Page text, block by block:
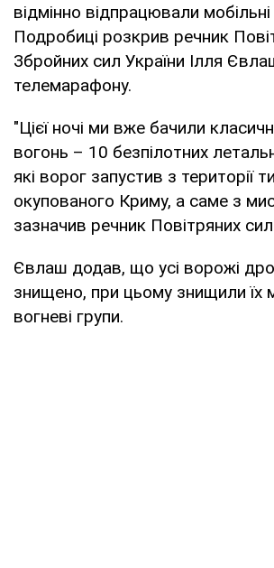
відмінно відпрацювали мобільні
Подробиці розкрив речник
Збройних сил України Ілля
телемарафону.
"Цієї ночі ми вже бачили
вогонь – 10 безпілотних
які ворог запустив з території
окупованого Криму, а саме з
зазначив речник Повітряних
Євлаш додав, що усі ворожі
знищено, при цьому знищили їх
вогневі групи.